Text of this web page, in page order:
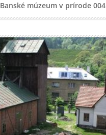
Banské múzeum v prírode 004